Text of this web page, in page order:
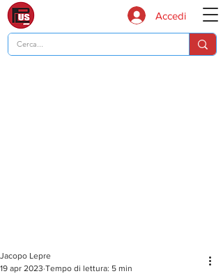
Accedi
Jacopo Lepre
19 apr 2023 Tempo di lettura: 5 min